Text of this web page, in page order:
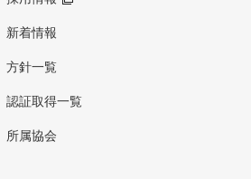
新着情報
方針一覧
認証取得一覧
所属協会